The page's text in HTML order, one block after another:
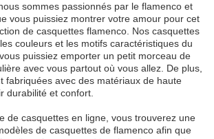
sommes passionnés par le flamenco et
vous puissiez montrer votre amour pour cet
de casquettes flamenco. Nos casquettes
couleurs et les motifs caractéristiques du
puissiez emporter un petit morceau de
avec vous partout où vous allez. De plus,
fabriquées avec des matériaux de haute
durabilité et confort.
de casquettes en ligne, vous trouverez une
de casquettes de flamenco afin que